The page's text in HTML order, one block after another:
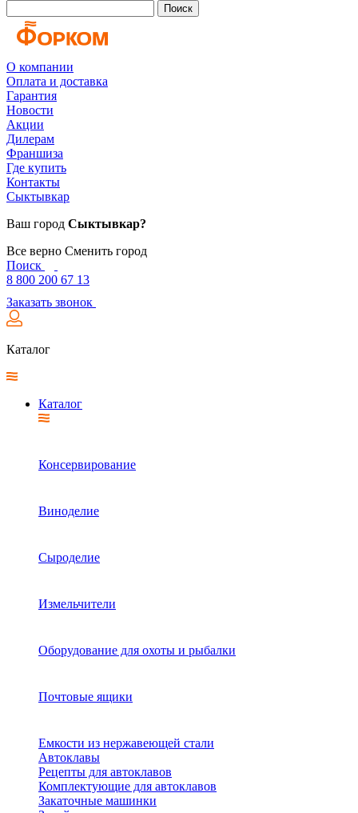
Поиск
О компании
Оплата и доставка
Гарантия
Новости
Акции
Дилерам
Франшиза
Где купить
Контакты
Сыктывкар
Ваш город Сыктывкар?
Все верно Сменить город
Поиск
8 800 200 67 13
Заказать звонок
Каталог
Каталог
Консервирование
Виноделие
Сыроделие
Измельчители
Оборудование для охоты и рыбалки
Почтовые ящики
Емкости из нержавеющей стали
Автоклавы
Рецепты для автоклавов
Комплектующие для автоклавов
Закаточные машинки